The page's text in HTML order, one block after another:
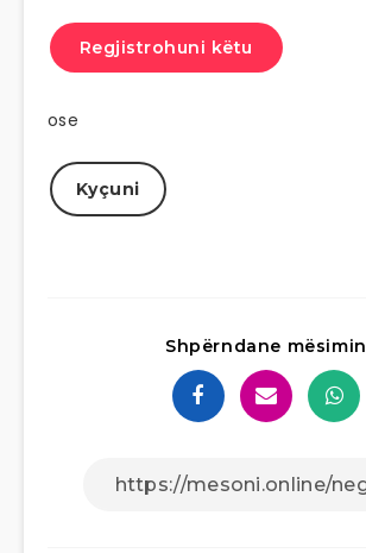
Regjistrohuni këtu
ose
Kyçuni
Shpërndane mësimin